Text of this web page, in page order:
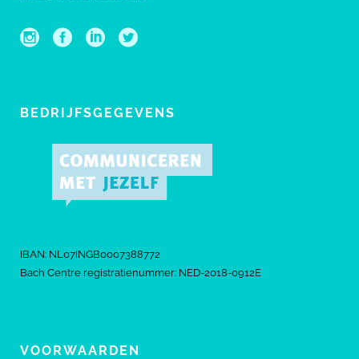
BEDRIJFSGEGEVENS
IBAN: NL07INGB0007388772
Bach Centre registratienummer: NED-2018-0912E
VOORWAARDEN